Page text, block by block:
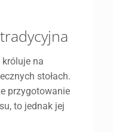
na
stołach.
przygotowanie
to jednak jej